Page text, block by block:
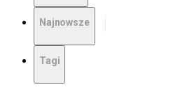
Najnowsze
Tagi